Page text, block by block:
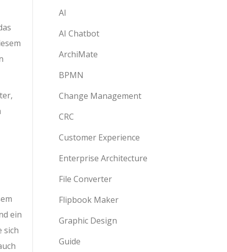
ein
sich
AI
AI Chatbot
ArchiMate
BPMN
Change Management
CRC
Customer Experience
Enterprise Architecture
File Converter
Flipbook Maker
Graphic Design
Guide